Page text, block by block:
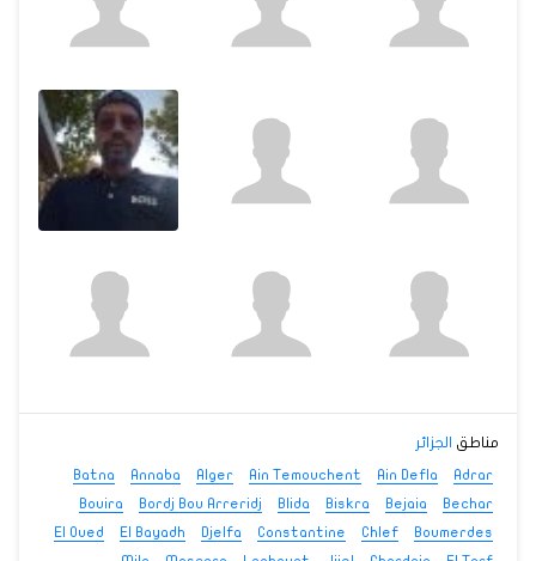
مناطق الجزائر
Adrar
Ain Defla
Ain Temouchent
Alger
Annaba
Batna
Bechar
Bejaia
Biskra
Blida
Bordj Bou Arreridj
Bouira
Boumerdes
Chlef
Constantine
Djelfa
El Bayadh
El Oued